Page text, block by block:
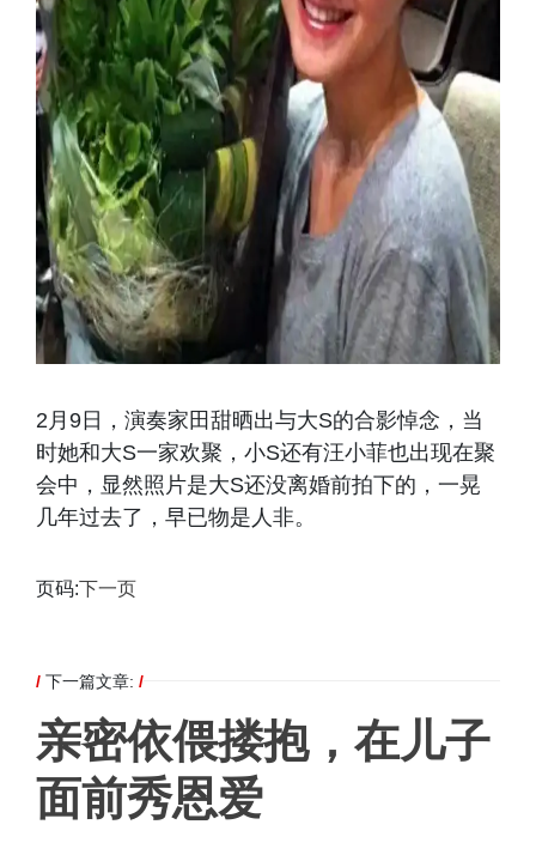
2月9日，演奏家田甜晒出与大S的合影悼念，当
时她和大S一家欢聚，小S还有汪小菲也出现在聚
会中，显然照片是大S还没离婚前拍下的，一晃
几年过去了，早已物是人非。
页码:下一页
/ 下一篇文章: /
亲密依偎搂抱，在儿子
面前秀恩爱